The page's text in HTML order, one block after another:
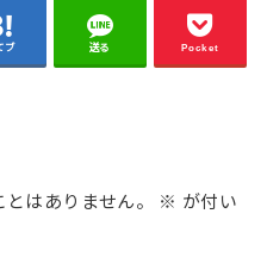
ブ 送る Pocket
はありません。 ※ が付い